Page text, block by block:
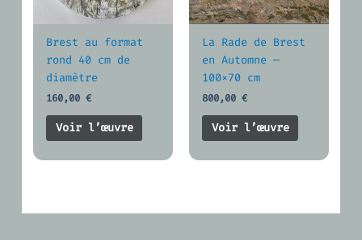
Brest au format
rond 40 cm de
diamètre
160,00€
Voir l’œuvre
La Rade de Brest
en Automne –
100×70 cm
800,00€
Voir l’œuvre